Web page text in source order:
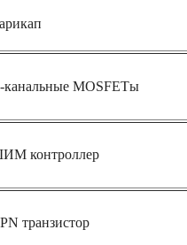
канальные MOSFETы
контроллер
транзистор